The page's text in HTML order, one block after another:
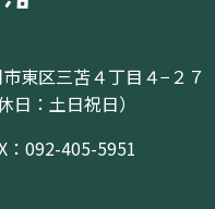
東区三苫４丁目４−２７
日：土日祝日）
：092-405-5951